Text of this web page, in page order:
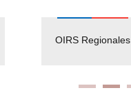
OIRS Regionales